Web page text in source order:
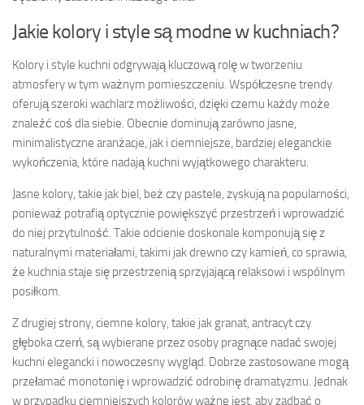
Jakie kolory i style są modne w kuchniach?
Kolory i style kuchni odgrywają kluczową rolę w tworzeniu
atmosfery w tym ważnym pomieszczeniu. Współczesne trendy
oferują szeroki wachlarz możliwości, dzięki czemu każdy może
znaleźć coś dla siebie. Obecnie dominują zarówno jasne,
minimalistyczne aranżacje, jak i ciemniejsze, bardziej eleganckie
wykończenia, które nadają kuchni wyjątkowego charakteru.
Jasne kolory, takie jak biel, beż czy pastele, zyskują na popularności,
ponieważ potrafią optycznie powiększyć przestrzeń i wprowadzić
do niej przytulność. Takie odcienie doskonale komponują się z
naturalnymi materiałami, takimi jak drewno czy kamień, co sprawia,
że kuchnia staje się przestrzenią sprzyjającą relaksowi i wspólnym
posiłkom.
Z drugiej strony, ciemne kolory, takie jak granat, antracyt czy
głęboka czerń, są wybierane przez osoby pragnące nadać swojej
kuchni elegancki i nowoczesny wygląd. Dobrze zastosowane mogą
przełamać monotonię i wprowadzić odrobinę dramatyzmu. Jednak
w przypadku ciemniejszych kolorów ważne jest, aby zadbać o